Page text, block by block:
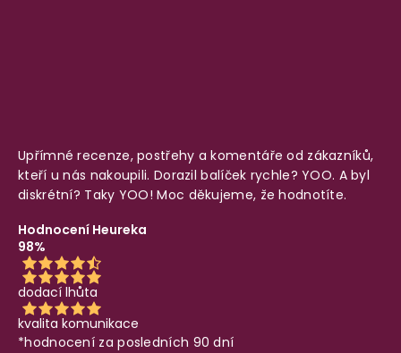
Upřímné recenze, postřehy a komentáře od zákazníků,
kteří u nás nakoupili. Dorazil balíček rychle? YOO. A byl
diskrétní? Taky YOO! Moc děkujeme, že hodnotíte.
Hodnocení Heureka
98%
dodací lhůta
kvalita komunikace
*hodnocení za posledních 90 dní